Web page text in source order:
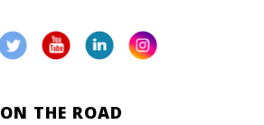
ON THE ROAD